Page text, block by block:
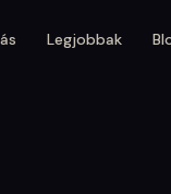
Legjobbak